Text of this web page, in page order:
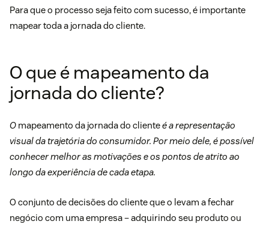
Para que o processo seja feito com sucesso, é importante
mapear toda a jornada do cliente.
O que é mapeamento da
jornada do cliente?
O mapeamento da jornada do clienteé a representação
visual da trajetória do consumidor. Por meio dele, é possível
conhecer melhor as motivações e os pontos de atrito ao
longo da experiência de cada etapa.
O conjunto de decisões do cliente que o levam a fechar
negócio com uma empresa – adquirindo seu produto ou